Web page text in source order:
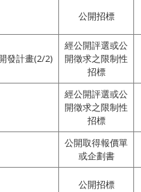
公開招標
發計畫(2/2)
經公開評選或公
開徵求之限制性
招標
經公開評選或公
開徵求之限制性
招標
公開取得報價單
或企劃書
公開招標